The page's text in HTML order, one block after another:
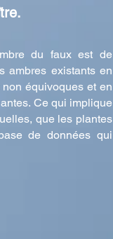
du faux est de
ambres existants en
équivoques et en
Ce qui implique
que les plantes
de données qui